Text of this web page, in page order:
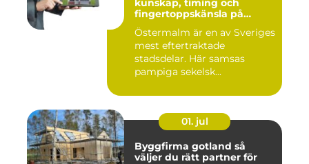
kunskap, timing och
fingertoppskänsla på
stockholms mest klassiska
adress
Östermalm är en av Sveriges
mest eftertraktade
stadsdelar. Här samsas
pampiga sekelsk...
01. jul
Byggfirma gotland så
väljer du rätt partner för